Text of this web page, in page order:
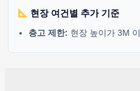
현장 여건별 추가 기준
층고 제한: 현장 높이가 3M